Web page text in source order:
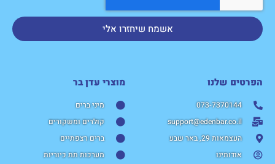
אשמח שיחזרו אלי
הפרטים שלנו
073-7370144
support@edenbar.co.il
העצמאות 29, באר שבע
אודותינו
מוצרי עדן בר​
מיני ברים
קולרים ומשקורים
ברים רצפתיים
מערכות תת כיוריות